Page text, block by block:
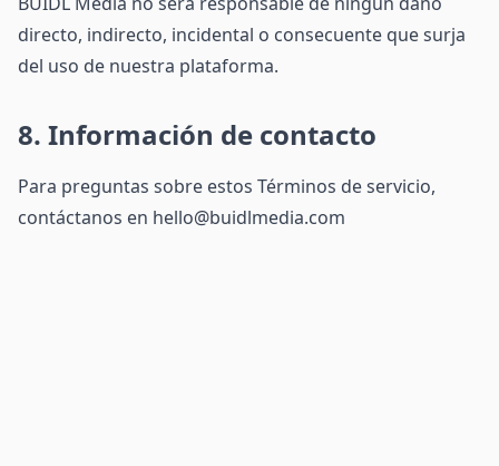
directo, indirecto, incidental o consecuente que surja
del uso de nuestra plataforma.
8. Información de contacto
Para preguntas sobre estos Términos de servicio,
contáctanos en hello@buidlmedia.com